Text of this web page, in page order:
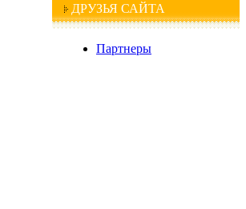
ДРУЗЬЯ САЙТА
Партнеры